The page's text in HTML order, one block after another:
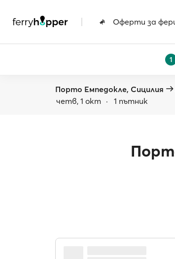
| Оферти за
1
Порто Емпедокле, Сицилия
четв, 1 окт · 1 пътник